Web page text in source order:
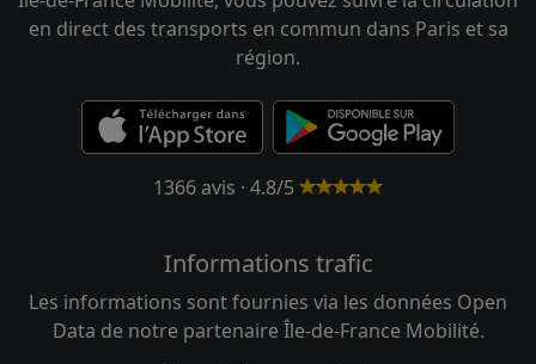
en direct des transports en commun dans Paris et sa
région.
1366 avis · 4.8/5
Informations trafic
Les informations sont fournies via les données Open
Data de notre partenaire Île-de-France Mobilité.